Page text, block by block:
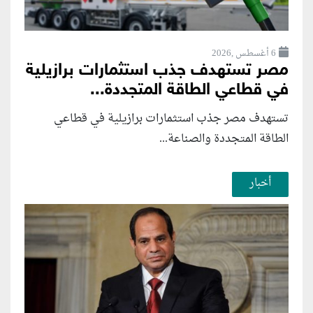
6 أغسطس ,2026
مصر تستهدف جذب استثمارات برازيلية
في قطاعي الطاقة المتجددة...
تستهدف مصر جذب استثمارات برازيلية في قطاعي
الطاقة المتجددة والصناعة...
أخبار